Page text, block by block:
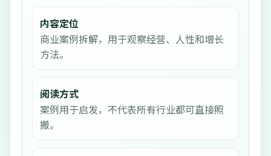
内容定位
商业案例拆解，用于观察经营、人性和增长
方法。
阅读方式
案例用于启发，不代表所有行业都可直接照
搬。